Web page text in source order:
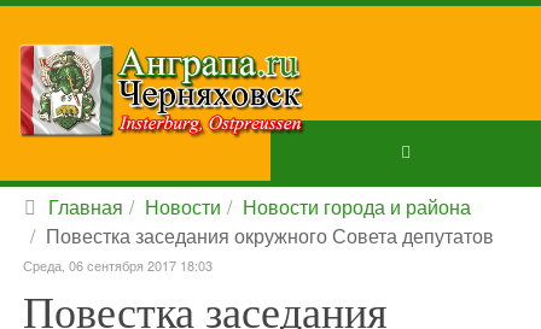
Главная Новости
Новости города и района
Повестка заседания окружного Совета депутатов
Среда, 06 сентября 2017 18:03
Повестка заседания